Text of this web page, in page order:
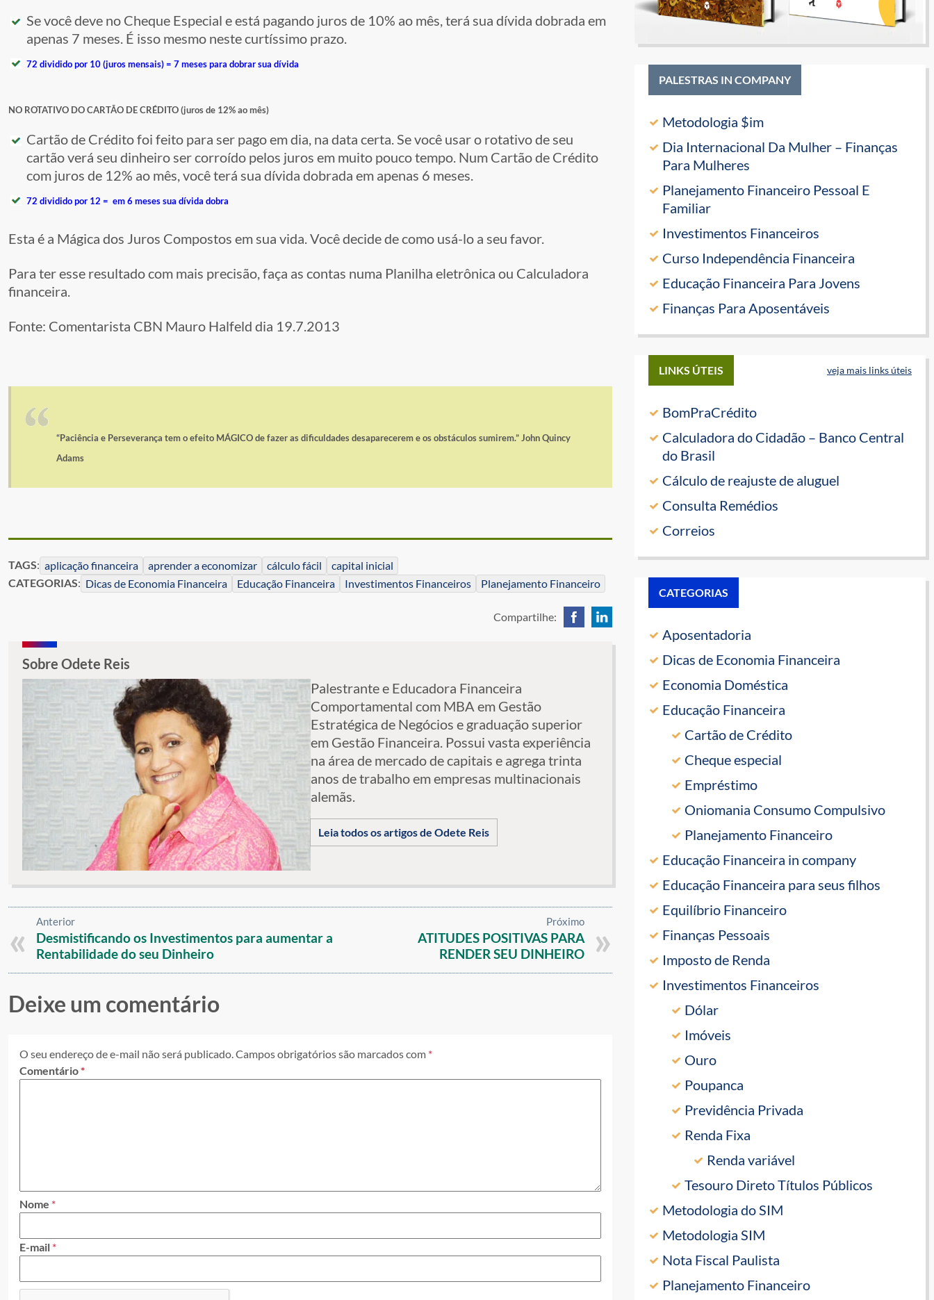
Se você deve no Cheque Especial e está pagando juros de 10% ao mês, terá sua dívida dobrada em
apenas 7 meses. É isso mesmo neste curtíssimo prazo.
72 dividido por 10 (juros mensais) = 7 meses para dobrar sua dívida
NO ROTATIVO DO CARTÃO DE CRÉDITO (juros de 12% ao mês)
Cartão de Crédito foi feito para ser pago em dia, na data certa. Se você usar o rotativo de seu
cartão verá seu dinheiro ser corroído pelos juros em muito pouco tempo. Num Cartão de Crédito
com juros de 12% ao mês, você terá sua dívida dobrada em apenas 6 meses.
72 dividido por 12 = em 6 meses sua dívida dobra
Esta é a Mágica dos Juros Compostos em sua vida. Você decide de como usá-lo a seu favor.
Para ter esse resultado com mais precisão, faça as contas numa Planilha eletrônica ou Calculadora
financeira.
Fonte: Comentarista CBN Mauro Halfeld dia 19.7.2013
“Paciência e Perseverança tem o efeito MÁGICO de fazer as dificuldades desaparecerem e os obstáculos sumirem.” John Quincy
Adams
TAGS: aplicação financeira aprender a economizar cálculo fácil
capital inicial
CATEGORIAS: Dicas de Economia Financeira Educação Financeira Investimentos Financeiros Planejamento Financeiro
Compartilhe:
Sobre Odete Reis
Palestrante e Educadora Financeira
Comportamental com MBA em Gestão
Estratégica de Negócios e graduação superior
em Gestão Financeira. Possui vasta experiência
na área de mercado de capitais e agrega trinta
anos de trabalho em empresas multinacionais
alemãs.
Leia todos os artigos de Odete Reis
Anterior
Desmistificando os Investimentos para aumentar a
Rentabilidade do seu Dinheiro
Próximo
ATITUDES POSITIVAS PARA
RENDER SEU DINHEIRO
Deixe um comentário
O seu endereço de e-mail não será publicado. Campos obrigatórios são marcados com *
Comentário*
Nome *
E-mail *
PALESTRAS IN COMPANY
Metodologia $im
Dia Internacional Da Mulher – Finanças
Para Mulheres
Planejamento Financeiro Pessoal E
Familiar
Investimentos Financeiros
Curso Independência Financeira
Educação Financeira Para Jovens
Finanças Para Aposentáveis
LINKS ÚTEIS veja mais links úteis
BomPraCrédito
Calculadora do Cidadão – Banco Central
do Brasil
Cálculo de reajuste de aluguel
Consulta Remédios
Correios
CATEGORIAS
Aposentadoria
Dicas de Economia Financeira
Economia Doméstica
Educação Financeira
Cartão de Crédito
Cheque especial
Empréstimo
Oniomania Consumo Compulsivo
Planejamento Financeiro
Educação Financeira in company
Educação Financeira para seus filhos
Equilíbrio Financeiro
Finanças Pessoais
Imposto de Renda
Investimentos Financeiros
Dólar
Imóveis
Ouro
Poupanca
Previdência Privada
Renda Fixa
Renda variável
Tesouro Direto Títulos Públicos
Metodologia do SIM
Metodologia SIM
Nota Fiscal Paulista
Planejamento Financeiro